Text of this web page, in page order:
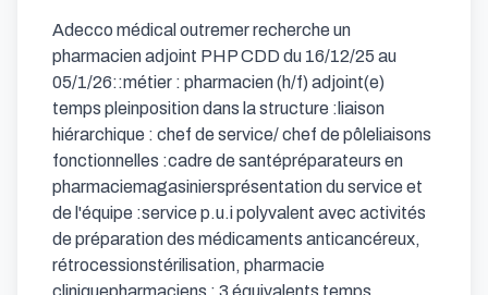
Adecco médical outremer recherche un
pharmacien adjoint PHP CDD du 16/12/25 au
05/1/26::métier : pharmacien (h/f) adjoint(e)
temps pleinposition dans la structure :liaison
hiérarchique : chef de service/ chef de pôleliaisons
fonctionnelles :cadre de santépréparateurs en
pharmaciemagasiniersprésentation du service et
de l'équipe :service p.u.i polyvalent avec activités
de préparation des médicaments anticancéreux,
rétrocessionstérilisation, pharmacie
cliniquepharmaciens : 3 équivalents temps